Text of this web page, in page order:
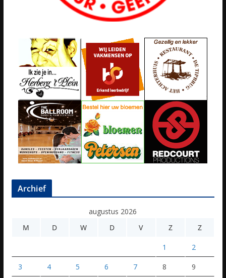
Archief
augustus 2026
M
D W D V Z Z
1 2
3 4 5 6 7 8 9